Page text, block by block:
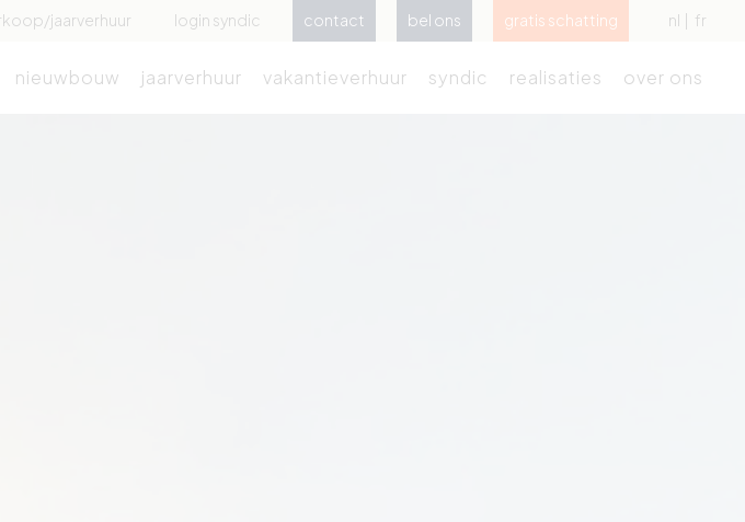
jaarverhuur login syndic contact bel ons gratis schatting nl fr
nieuwbouw jaarverhuur vakantieverhuur syndic realisaties over ons